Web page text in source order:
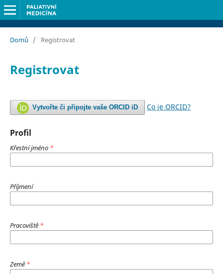
Domů / Registrovat
Registrovat
Vytvořte či připojte vaše ORCID iD Co je ORCID?
Profil
Křestní jméno *
Příjmení
Pracoviště*
Země*